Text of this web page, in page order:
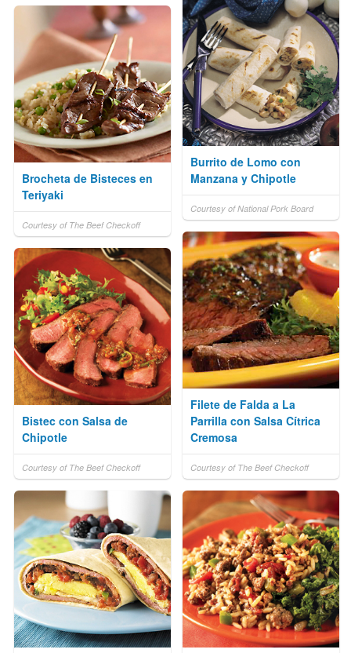
Burrito de Lomo con
Manzana y Chipotle
Courtesy of National Pork Board
Brocheta de Bisteces en
Teriyaki
Courtesy of The Beef Checkoff
Filete de Falda a La
Parrilla con Salsa Cítrica
Cremosa
Courtesy of The Beef Checkoff
Bistec con Salsa de
Chipotle
Courtesy of The Beef Checkoff